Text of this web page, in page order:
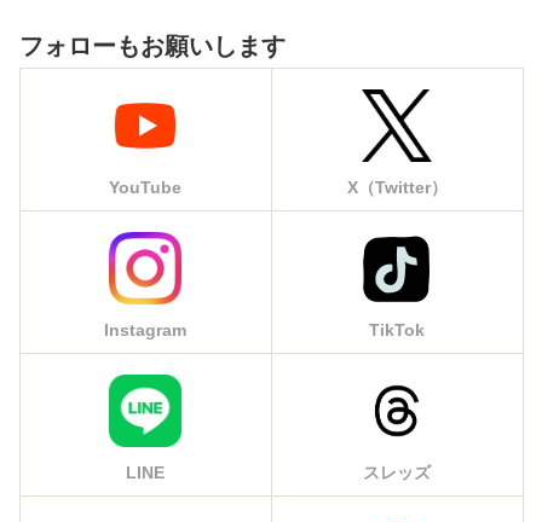
フォローもお願いします
YouTube X（Twitter）
Instagram TikTok
LINE スレッズ